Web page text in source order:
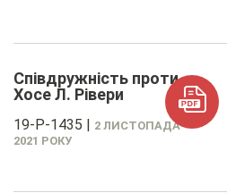
Співдружність проти
Хосе Л. Рівери
19-P-1435 | 2 ЛИСТОПАДА
2021 РОКУ